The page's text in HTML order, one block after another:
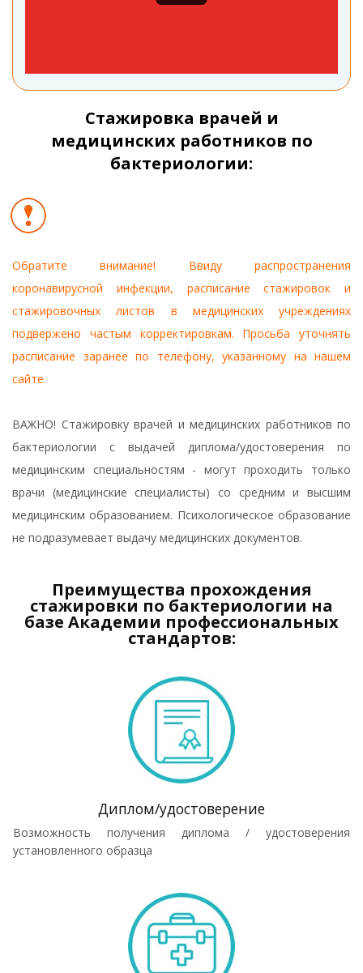
Стажировка врачей и
медицинских работников по
бактериологии:
Обратите внимание! Ввиду распространения
коронавирусной инфекции, расписание стажировок и
стажировочных листов в медицинских учреждениях
подвержено частым корректировкам. Просьба уточнять
расписание заранее по телефону, указанному на нашем
сайте.
ВАЖНО! Стажировку врачей и медицинских работников по
бактериологии с выдачей диплома/удостоверения по
медицинским специальностям - могут проходить только
врачи (медицинские специалисты) со средним и высшим
медицинским образованием. Психологическое образование
не подразумевает выдачу медицинских документов.
Преимущества прохождения
стажировки по бактериологии на
базе Академии профессиональных
стандартов:
Диплом/удостоверение
Возможность получения диплома / удостоверения
установленного образца